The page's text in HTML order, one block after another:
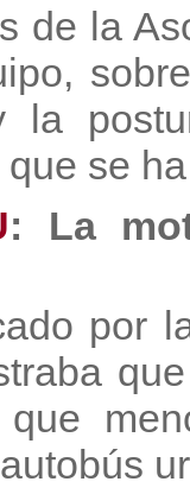
de la
se
: La
por